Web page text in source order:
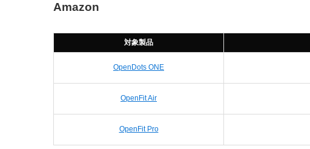
Amazon
対象製品
OpenDots ONE
OpenFit Air
OpenFit Pro